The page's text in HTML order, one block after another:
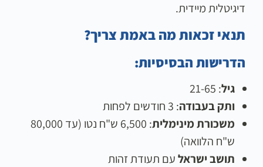
דיגיטלית מיידית.
תנאי זכאות מה באמת צריך?
הדרישות הבסיסיות:
גיל: 21-65
ותק בעבודה: 3 חודשים לפחות
משכורת מינימלית
: 6,500 ש"ח נטו (עד 80,000
ש"ח הלוואה)
תושב ישראלעם תעודת זהות